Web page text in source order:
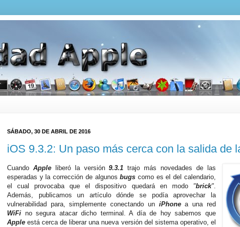
SÁBADO, 30 DE ABRIL DE 2016
iOS 9.3.2: Un paso más cerca con la salida de
Cuando Apple liberó la versión 9.3.1 trajo más novedades de las
esperadas y la corrección de algunosbugs como es el del calendario,
el cual provocaba que el dispositivo quedará en modo "brick".
Además, publicamos un artículo dónde se podía aprovechar la
vulnerabilidad para, simplemente conectando un iPhone a una red
WiFi no segura atacar dicho terminal. A día de hoy sabemos que
Apple está cerca de liberar una nueva versión del sistema operativo, el